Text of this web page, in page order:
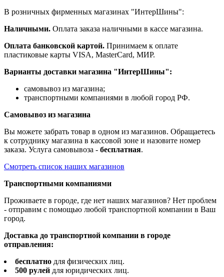
В розничных фирменных магазинах "ИнтерШины":
Наличными. Оплата заказа наличными в кассе магазина.
Оплата банковской картой. Принимаем к оплате
пластиковые карты VISA, MasterCard, МИР.
Варианты доставки магазина "ИнтерШины":
самовывоз из магазина;
транспортными компаниями в любой город РФ.
Самовывоз из магазина
Вы можете забрать товар в одном из магазинов. Обращаетесь
к сотруднику магазина в кассовой зоне и назовите номер
заказа. Услуга самовывоза - бесплатная.
Смотреть список наших магазинов
Транспортными компаниями
Проживаете в городе, где нет наших магазинов? Нет проблем
- отправим с помощью любой транспортной компании в Ваш
город.
Доставка до транспортной компании в городе
отправления:
бесплатно для физических лиц.
500 рулей для юридических лиц.